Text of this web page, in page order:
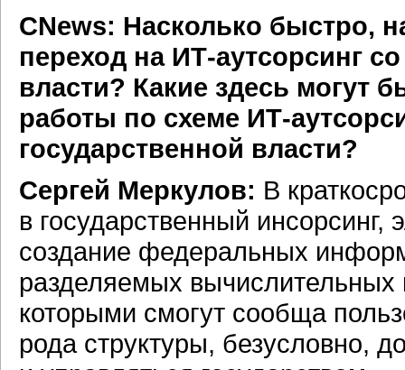
CNews: Насколько быстро,
переход на ИТ-аутсорсинг
власти? Какие здесь могут
работы по схеме ИТ-
государственной власти?
Сергей Меркулов: В
в государственный инсорсинг,
создание федеральных
разделяемых
которыми смогут сообща
рода структуры, безусловно,